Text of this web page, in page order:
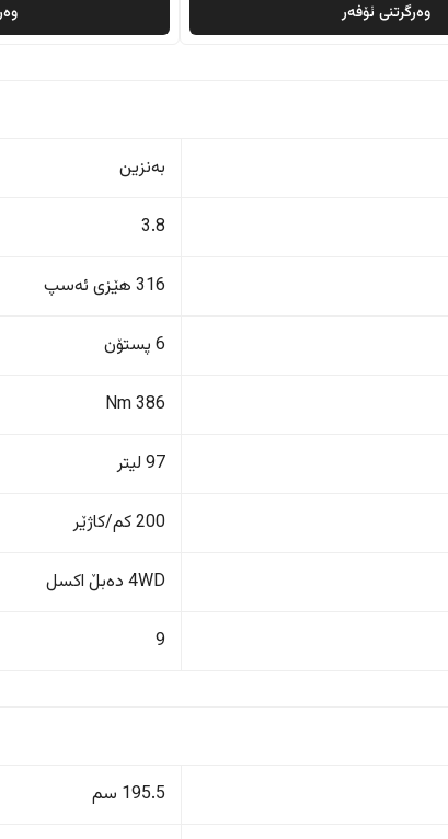
وەرگرتنی ئۆفەر
بەنزین
3.8
316 هێزی ئەسپ
6 پستۆن
386 Nm
97 لیتر
200 کم/کاژێر
4WD دەبڵ اکسل
9
195.5 سم